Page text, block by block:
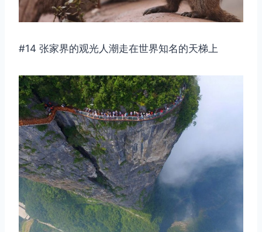
#14 张家界的观光人潮走在世界知名的天梯上